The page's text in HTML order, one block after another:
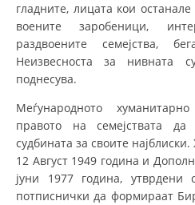
ИСТОРИЈАТ
СТРУКТУРА НА
КОНТАКТ
ЧЛЕНСТВО ВО
гладните, лицата кои
воените заробеници,
раздвоените семејства,
Неизвесноста за нивната
поднесува.
Меѓународното
правото на семејствата
судбината за своите
12 Август 1949 година и
јуни 1977 година, утврдени
потписнички да формираат